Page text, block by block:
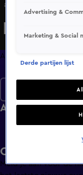
aflevering is
SBS6. 50/50 is een
Afleveringen
Afleveringen
Ontvang de
Meld je aan voor de
Advertising &
Marketing & Social
Derde partijen lijst